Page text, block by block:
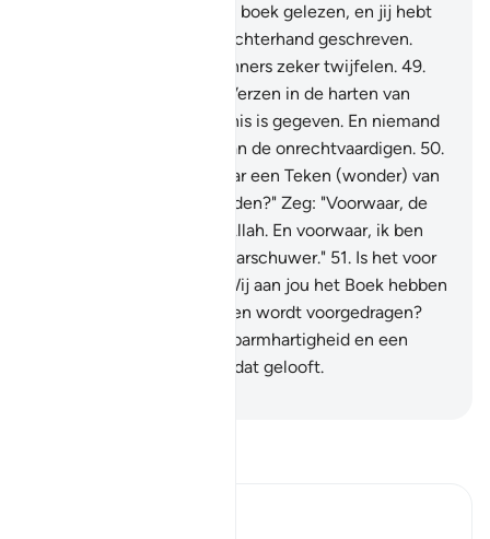
daarvóór heb jij nooit een boek gelezen, en jij hebt
nooit iets ervan met je rechterhand geschreven.
Anders zouden de ontkenners zeker twijfelen. 49.
Het zijn zelfs duidelijke Verzen in de harten van
degenen aan wie de kennis is gegeven. En niemand
verwerpt Onze Verzen dan de onrechtvaardigen. 50.
En zij zeiden: "Was er maar een Teken (wonder) van
zijn Heer aan hem gezonden?" Zeg: "Voorwaar, de
Tekenen zijn slechts bij Allah. En voorwaar, ik ben
slechts een duidelijke waarschuwer." 51. Is het voor
hen niet voldoende dat Wij aan jou het Boek hebben
neergezonden, dat aan hen wordt voorgedragen?
Voomaar, daarin is zeker barmhartigheid en een
vermaning voor een volk dat gelooft.